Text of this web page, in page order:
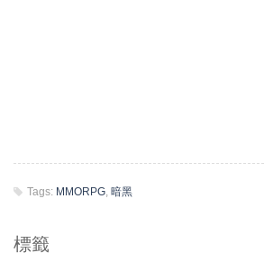
Tags: MMORPG 暗黑
標籤